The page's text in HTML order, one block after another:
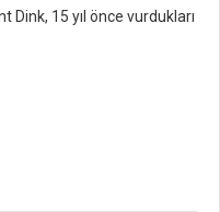
Dink, 15 yıl önce vurdukları